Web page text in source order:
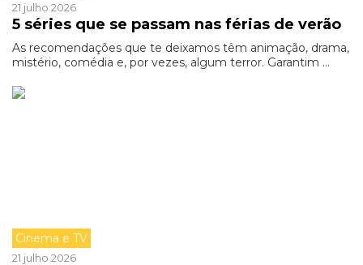
21 julho 2026
5 séries que se passam nas férias de verão
As recomendações que te deixamos têm animação, drama,
mistério, comédia e, por vezes, algum terror. Garantim ...
Cinema e TV
21 julho 2026